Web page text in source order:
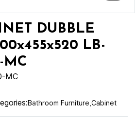
DUBBLE
LB-
MC
MC
Bathroom Furniture Cabinet